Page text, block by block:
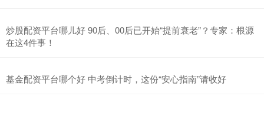
炒股配资平台哪儿好 90后、00后已开始“提前衰老”？专家：根源
在这4件事！
基金配资平台哪个好 中考倒计时，这份“安心指南”请收好